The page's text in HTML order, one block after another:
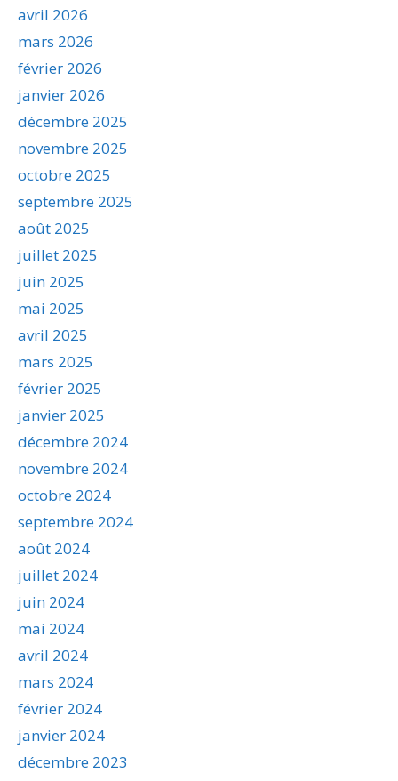
avril 2026
mars 2026
février 2026
janvier 2026
décembre 2025
novembre 2025
octobre 2025
septembre 2025
août 2025
juillet 2025
juin 2025
mai 2025
avril 2025
mars 2025
février 2025
janvier 2025
décembre 2024
novembre 2024
octobre 2024
septembre 2024
août 2024
juillet 2024
juin 2024
mai 2024
avril 2024
mars 2024
février 2024
janvier 2024
décembre 2023